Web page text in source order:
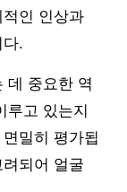
인 인상과
.
데 중요한 역
고 있는지
밀히 평가됩
되어 얼굴